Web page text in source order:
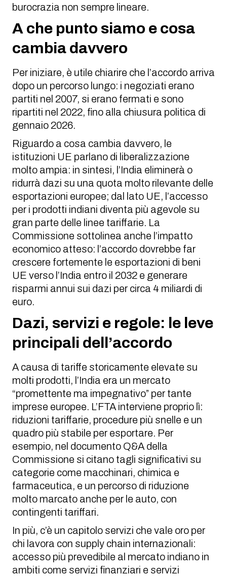
burocrazia non sempre lineare.
A che punto siamo e cosa
cambia davvero
Per iniziare, è utile chiarire che l’accordo arriva
dopo un percorso lungo: i negoziati erano
partiti nel 2007, si erano fermati e sono
ripartiti nel 2022, fino alla chiusura politica di
gennaio 2026.
Riguardo a cosa cambia davvero, le
istituzioni UE parlano di liberalizzazione
molto ampia: in sintesi, l’India eliminerà o
ridurrà dazi su una quota molto rilevante delle
esportazioni europee; dal lato UE, l’accesso
per i prodotti indiani diventa più agevole su
gran parte delle linee tariffarie. La
Commissione sottolinea anche l’impatto
economico atteso: l’accordo dovrebbe far
crescere fortemente le esportazioni di beni
UE verso l’India entro il 2032 e generare
risparmi annui sui dazi per circa 4 miliardi di
euro.
Dazi, servizi e regole: le leve
principali dell’accordo
A causa di tariffe storicamente elevate su
molti prodotti, l’India era un mercato
“promettente ma impegnativo” per tante
imprese europee. L’FTA interviene proprio lì:
riduzioni tariffarie, procedure più snelle e un
quadro più stabile per esportare. Per
esempio, nel documento Q&A della
Commissione si citano tagli significativi su
categorie come macchinari, chimica e
farmaceutica, e un percorso di riduzione
molto marcato anche per le auto, con
contingenti tariffari.
In più, c’è un capitolo servizi che vale oro per
chi lavora con supply chain internazionali:
accesso più prevedibile al mercato indiano in
ambiti come servizi finanziari e servizi